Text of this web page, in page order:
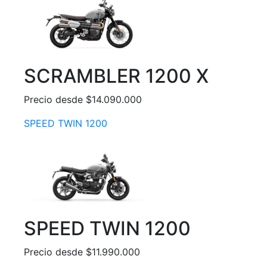
SCRAMBLER 1200 X
Precio desde $14.090.000
SPEED TWIN 1200
SPEED TWIN 1200
Precio desde $11.990.000